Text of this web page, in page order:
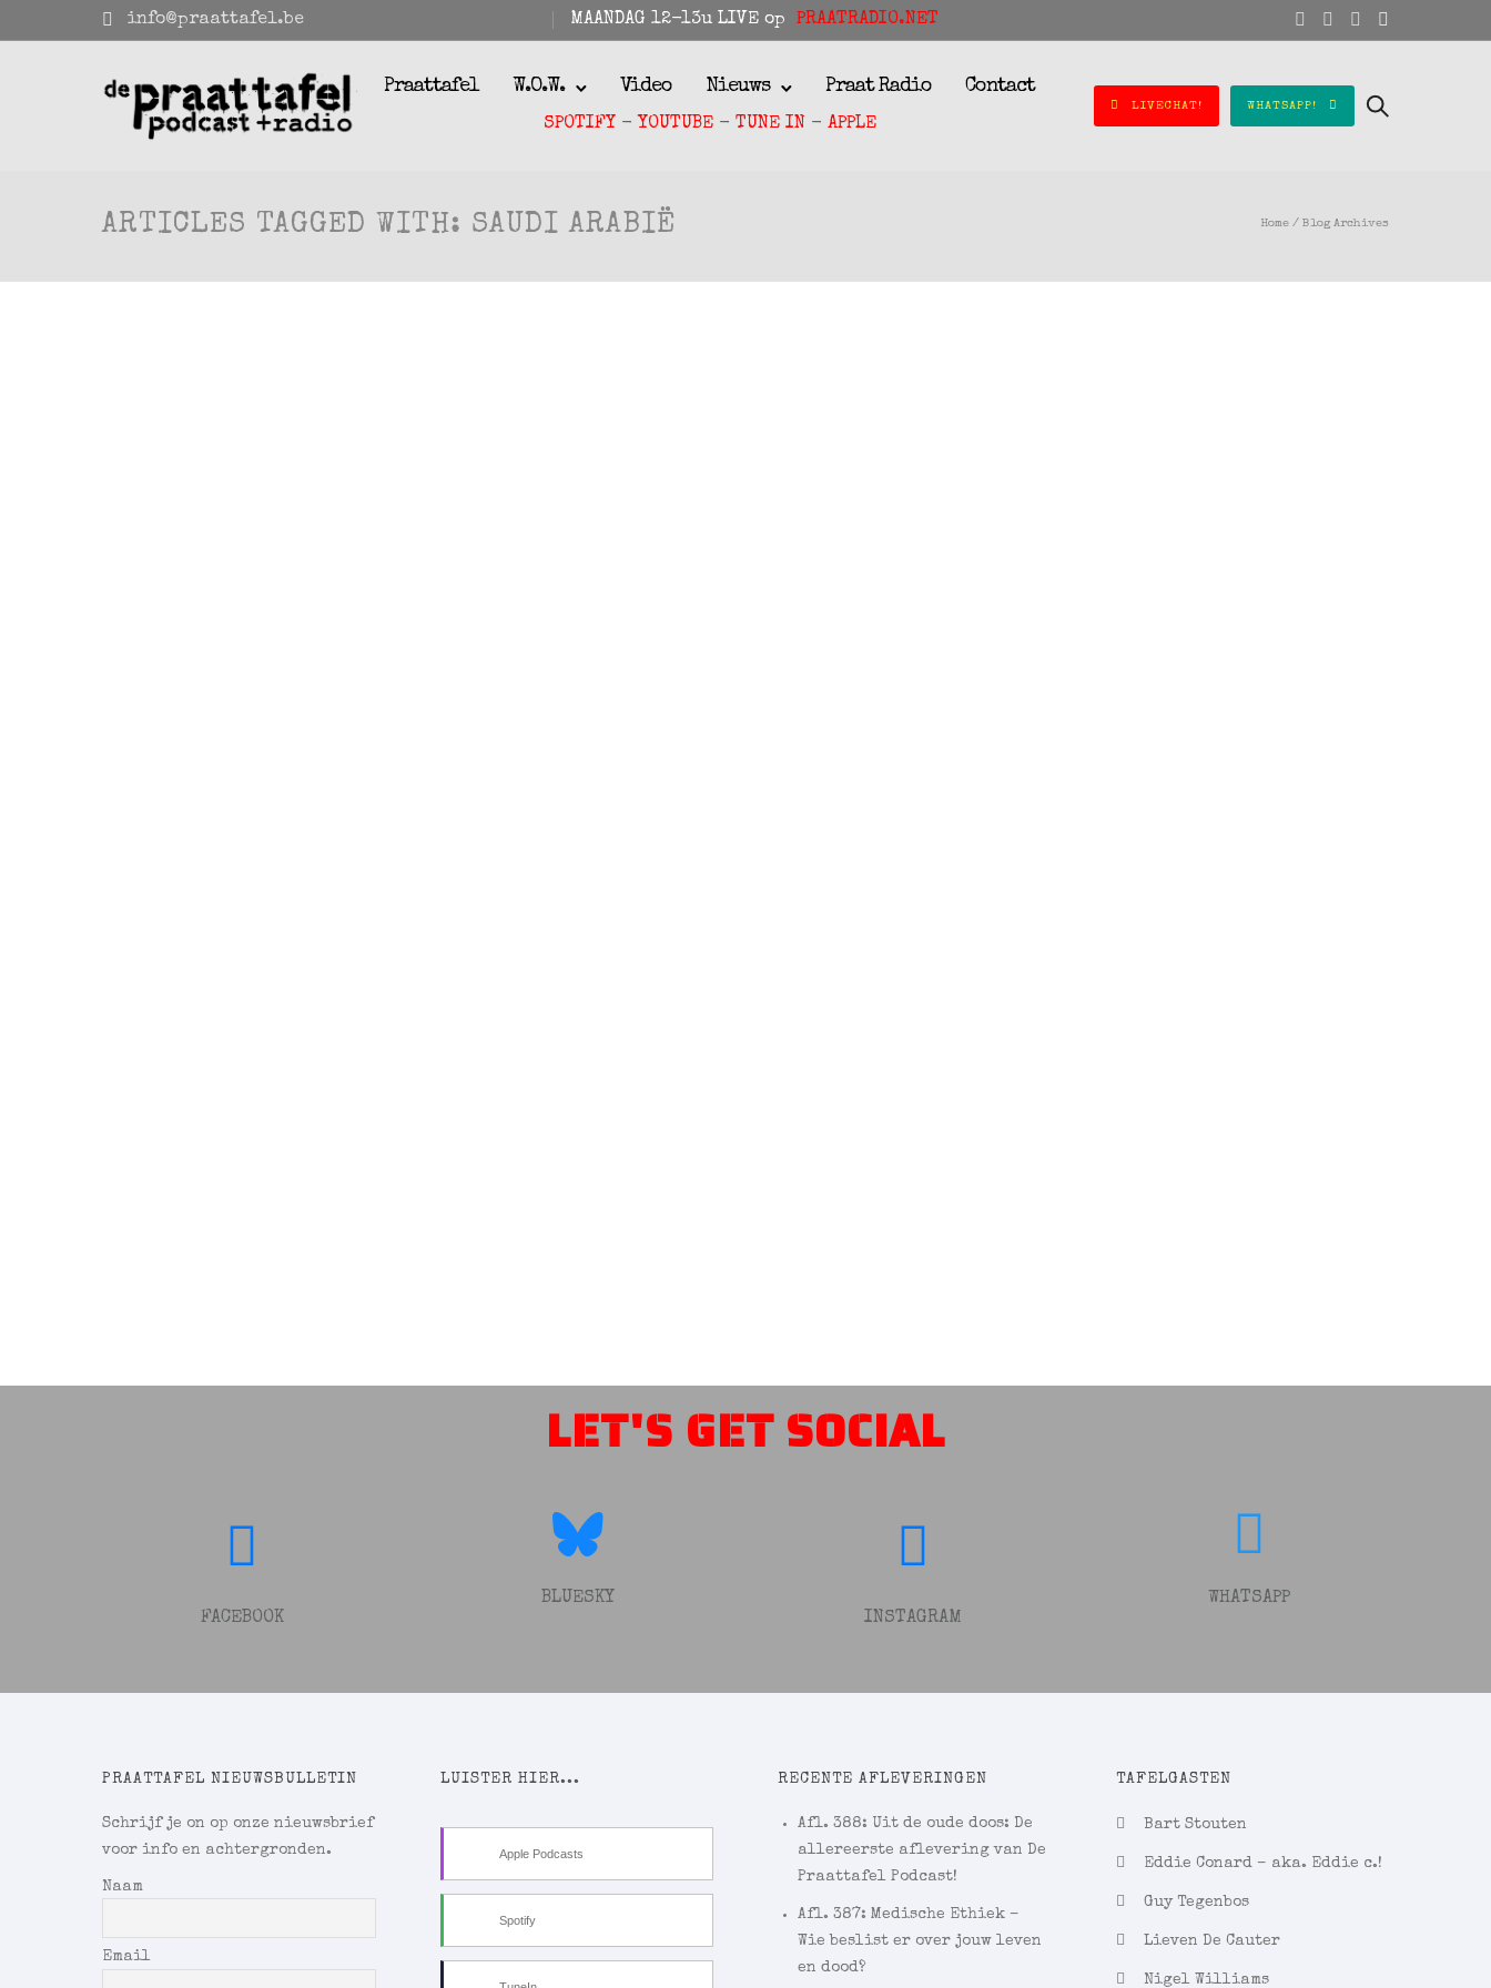
info@praattafel.be MAANDAG 12-13u LIVE op PRAATRADIO.NET
Praattafel W.O.W. Video Nieuws Praat Radio Contact
SPOTIFY - YOUTUBE- TUNE IN - APPLE
LIVECHAT! WHATSAPP!
ARTICLES TAGGED WITH: SAUDI ARABIË Home / Blog Archives
LET'S GET SOCIAL
FACEBOOK
BLUESKY
INSTAGRAM
WHATSAPP
PRAATTAFEL NIEUWSBULLETIN
Schrijf je on op onze nieuwsbrief
voor info en achtergronden.
Naam
Email
LUISTER HIER...
Apple Podcasts
Spotify
RECENTE AFLEVERINGEN
Afl. 388: Uit de oude doos: De
allereerste aflevering van De
Praattafel Podcast!
Afl. 387: Medische Ethiek –
Wie beslist er over jouw leven
en dood?
TAFELGASTEN
Bart Stouten
Eddie Conard – aka. Eddie c.!
Guy Tegenbos
Lieven De Cauter
Nigel Williams